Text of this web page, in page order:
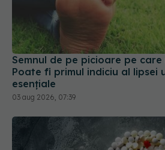
Semnul de pe picioare pe care
Poate fi primul indiciu al lipsei
esențiale
03 aug 2026, 07:39